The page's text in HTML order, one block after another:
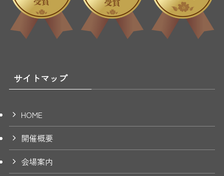
サイトマップ
HOME
開催概要
会場案内